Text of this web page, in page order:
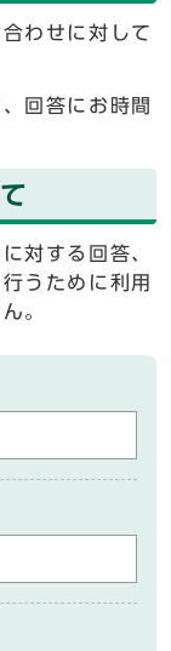
わせに対して
回答にお時間
対する回答、
うために利用
。